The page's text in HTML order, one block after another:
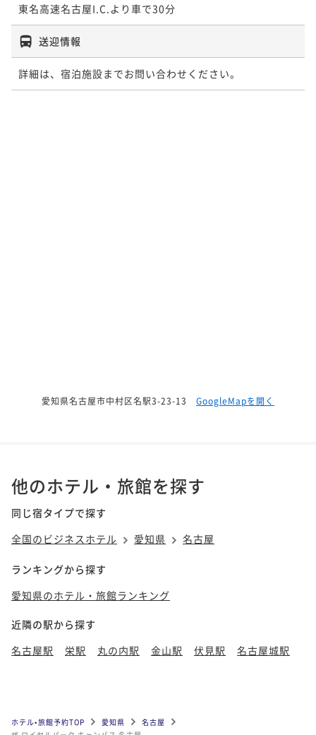
東名高速名古屋I.C.より車で30分
送迎情報
詳細は、宿泊施設までお問い合わせください。
愛知県名古屋市中村区名駅3-23-13 GoogleMapを開く
他のホテル・旅館を探す
同じ宿タイプで探す
全国のビジネスホテル
愛知県 名古屋
ランキングから探す
愛知県のホテル・旅館ランキング
近隣の駅から探す
名古屋駅
栄駅 丸の内駅 金山駅 伏見駅 名古屋城駅
ホテル•旅館予約TOP 愛知県
名古屋